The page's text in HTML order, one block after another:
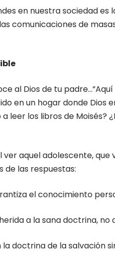
en nuestra sociedad
comunicaciones de
al Dios de tu
en un hogar donde
leer los libros de Moisés?
aquel adolescente,
de las respuestas:
el conocimiento
a la sana doctrina,
doctrina de la salvación